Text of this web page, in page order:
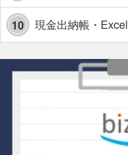
10 現金出納帳・Excel